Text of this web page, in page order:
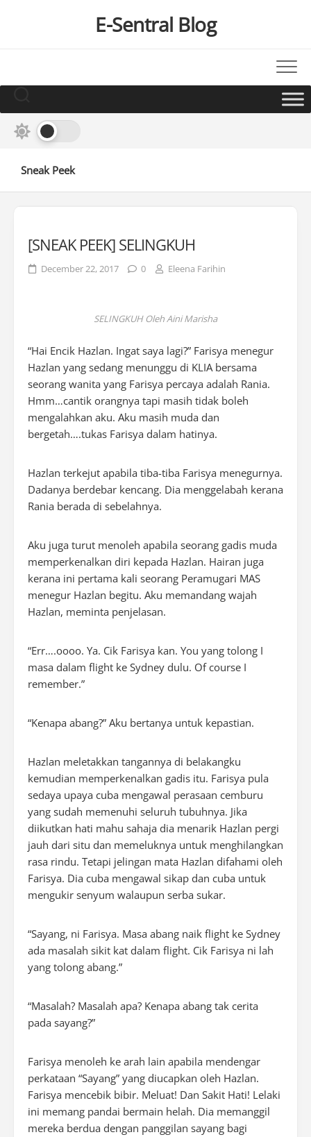
E-Sentral Blog
Sneak Peek
[SNEAK PEEK] SELINGKUH
December 22, 2017 0 Eleena Farihin
SELINGKUH Oleh Aini Marisha
“Hai Encik Hazlan. Ingat saya lagi?” Farisya menegur
Hazlan yang sedang menunggu di KLIA bersama
seorang wanita yang Farisya percaya adalah Rania.
Hmm…cantik orangnya tapi masih tidak boleh
mengalahkan aku. Aku masih muda dan
bergetah….tukas Farisya dalam hatinya.
Hazlan terkejut apabila tiba-tiba Farisya menegurnya.
Dadanya berdebar kencang. Dia menggelabah kerana
Rania berada di sebelahnya.
Aku juga turut menoleh apabila seorang gadis muda
memperkenalkan diri kepada Hazlan. Hairan juga
kerana ini pertama kali seorang Peramugari MAS
menegur Hazlan begitu. Aku memandang wajah
Hazlan, meminta penjelasan.
“Err….oooo. Ya. Cik Farisya kan. You yang tolong I
masa dalam flight ke Sydney dulu. Of course I
remember.”
“Kenapa abang?” Aku bertanya untuk kepastian.
Hazlan meletakkan tangannya di belakangku
kemudian memperkenalkan gadis itu. Farisya pula
sedaya upaya cuba mengawal perasaan cemburu
yang sudah memenuhi seluruh tubuhnya. Jika
diikutkan hati mahu sahaja dia menarik Hazlan pergi
jauh dari situ dan memeluknya untuk menghilangkan
rasa rindu. Tetapi jelingan mata Hazlan difahami oleh
Farisya. Dia cuba mengawal sikap dan cuba untuk
mengukir senyum walaupun serba sukar.
“Sayang, ni Farisya. Masa abang naik flight ke Sydney
ada masalah sikit kat dalam flight. Cik Farisya ni lah
yang tolong abang.”
“Masalah? Masalah apa? Kenapa abang tak cerita
pada sayang?”
Farisya menoleh ke arah lain apabila mendengar
perkataan “Sayang” yang diucapkan oleh Hazlan.
Farisya mencebik bibir. Meluat! Dan Sakit Hati! Lelaki
ini memang pandai bermain helah. Dia memanggil
mereka berdua dengan panggilan sayang bagi